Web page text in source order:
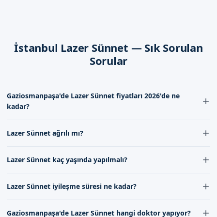
İstanbul Gaziosmanpaşa'de lazer sünnet hizmeti almak için
randevu formumuzdan bize ulaşabilirsiniz. İletişim
İstanbul Lazer Sünnet — Sık Sorulan
Sorular
Gaziosmanpaşa'de Lazer Sünnet fiyatları 2026'de ne
kadar?
bağlı olarak değişebilir. Lazer Sünnet fiyatını öğrenmek için iletişim
Lazer Sünnet ağrılı mı?
hissedilmez. İşlem sırasında ve sonrasında doktorumuz tarafından
Lazer Sünnet kaç yaşında yapılmalı?
olarak değişebilir. Genellikle 4-12 yaş arasında yapılması önerilir,
görüşerek en uygun yaşı belirleyebilirsiniz.
Lazer Sünnet iyileşme süresi ne kadar?
arasında değişir. İşlem sonrası doktorumuzun verdiği talimatları
Gaziosmanpaşa'de Lazer Sünnet hangi doktor yapıyor?